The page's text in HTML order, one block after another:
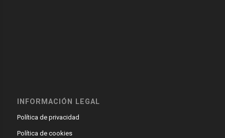
INFORMACIÓN LEGAL
Política de privacidad
Política de cookies